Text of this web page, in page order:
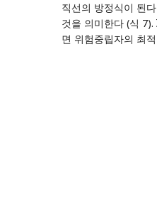
직선의 방정식이 된
것을 의미한다 (식
면 위험중립자의 최